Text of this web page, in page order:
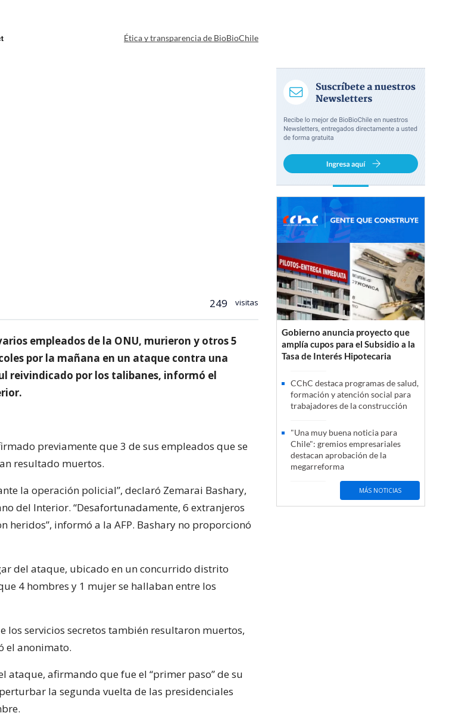
Ética y transparencia de BioBioChile
249 visitas
empleados de la ONU, murieron y otros 5
por la mañana en un ataque contra una
reivindicado por los talibanes, informó el
previamente que 3 de sus empleados que se
resultado muertos.
la operación policial”, declaró Zemarai Bashary,
del Interior. “Desafortunadamente, 6 extranjeros
heridos”, informó a la AFP. Bashary no proporcionó
del ataque, ubicado en un concurrido distrito
4 hombres y 1 mujer se hallaban entre los
los servicios secretos también resultaron muertos,
el anonimato.
ataque, afirmando que fue el “primer paso” de su
la segunda vuelta de las presidenciales
Gobierno anuncia proyecto que
amplía cupos para el Subsidio a la
Tasa de Interés Hipotecaria
CChC destaca programas de salud,
formación y atención social para
trabajadores de la construcción
"Una muy buena noticia para
Chile": gremios empresariales
destacan aprobación de la
megarreforma
MÁS NOTICIAS